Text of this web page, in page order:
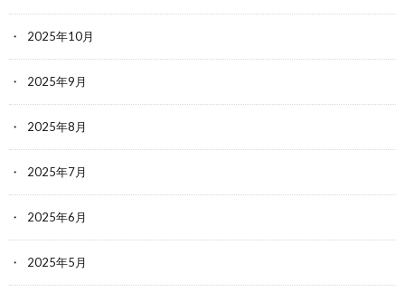
2025年10月
2025年9月
2025年8月
2025年7月
2025年6月
2025年5月